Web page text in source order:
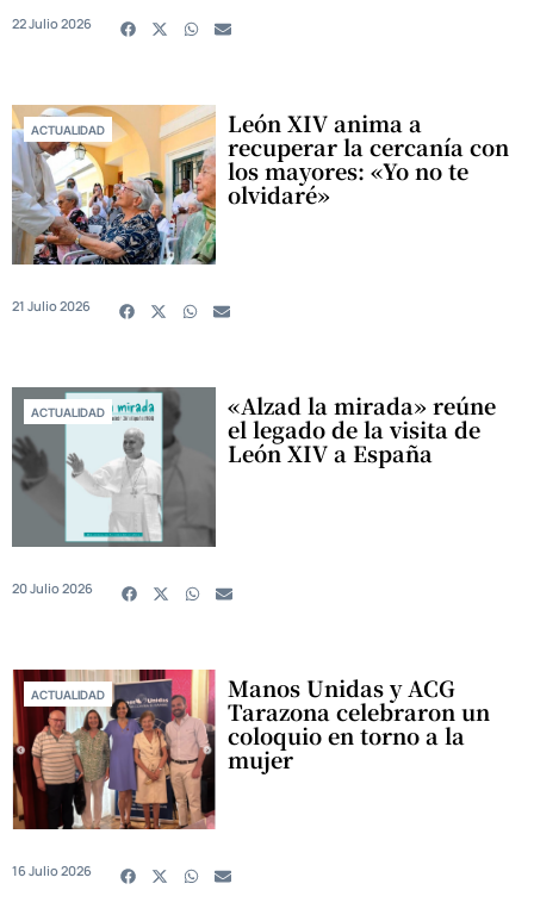
22 Julio 2026
ACTUALIDAD León XIV anima a
recuperar la cercanía con
los mayores: «Yo no te
olvidaré»
21 Julio 2026
ACTUALIDAD «Alzad la mirada» reúne
el legado de la visita de
León XIV a España
20 Julio 2026
ACTUALIDAD Manos Unidas y ACG
Tarazona celebraron un
coloquio en torno a la
mujer
16 Julio 2026